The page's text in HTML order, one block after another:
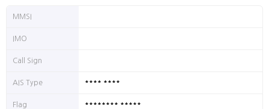
MMSI
IMO
Call Sign
AIS Type **** ****
Flag ******** *****